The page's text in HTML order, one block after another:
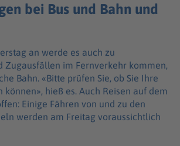
bei Bus und Bahn und
an werde es auch zu
Zugausfällen im Fernverkehr kommen,
Bahn. «Bitte prüfen Sie, ob Sie Ihre
können», hieß es. Auch Reisen auf dem
Einige Fähren von und zu den
werden am Freitag voraussichtlich